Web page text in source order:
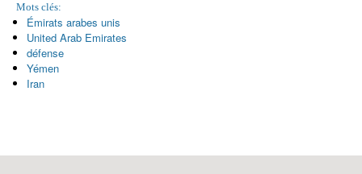
Mots clés:
Émirats arabes unis
United Arab Emirates
défense
Yémen
Iran